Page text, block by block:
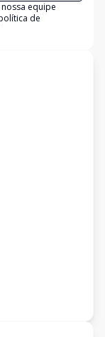
equipe
de